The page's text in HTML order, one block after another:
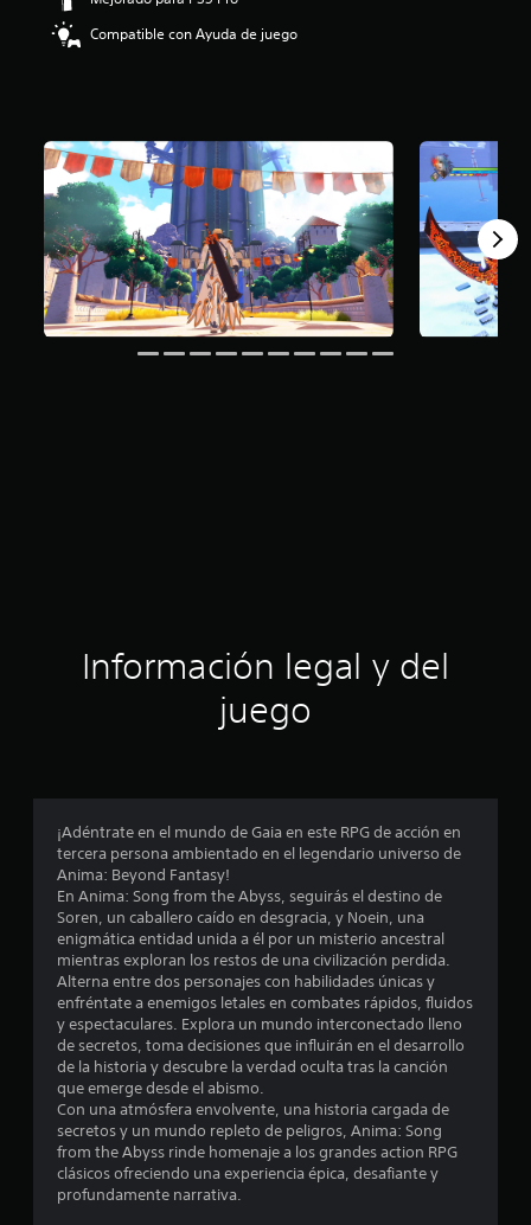
Compatible con Ayuda de juego
Información legal y del
juego
¡Adéntrate en el mundo de Gaia en este RPG de acción en
tercera persona ambientado en el legendario universo de
Anima: Beyond Fantasy!
En Anima: Song from the Abyss, seguirás el destino de
Soren, un caballero caído en desgracia, y Noein, una
enigmática entidad unida a él por un misterio ancestral
mientras exploran los restos de una civilización perdida.
Alterna entre dos personajes con habilidades únicas y
enfréntate a enemigos letales en combates rápidos, fluidos
y espectaculares. Explora un mundo interconectado lleno
de secretos, toma decisiones que influirán en el desarrollo
de la historia y descubre la verdad oculta tras la canción
que emerge desde el abismo.
Con una atmósfera envolvente, una historia cargada de
secretos y un mundo repleto de peligros, Anima: Song
from the Abyss rinde homenaje a los grandes action RPG
clásicos ofreciendo una experiencia épica, desafiante y
profundamente narrativa.